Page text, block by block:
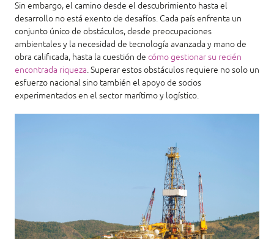
Sin embargo, el camino desde el descubrimiento hasta el
desarrollo no está exento de desafíos. Cada país enfrenta un
conjunto único de obstáculos, desde preocupaciones
ambientales y la necesidad de tecnología avanzada y mano de
obra calificada, hasta la cuestión de cómo gestionar su recién
encontrada riqueza . Superar estos obstáculos requiere no solo un
esfuerzo nacional sino también el apoyo de socios
experimentados en el sector marítimo y logístico.